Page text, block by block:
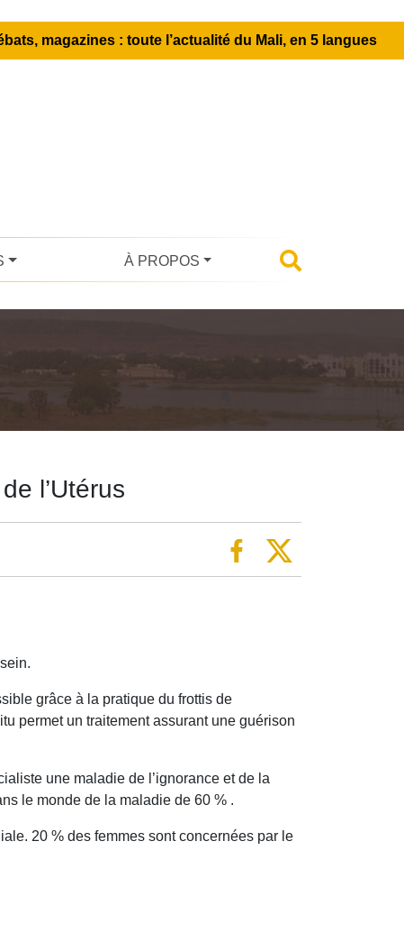
magazines : toute l’actualité du Mali, en 5 langues
À PROPOS
l’Utérus
grâce à la pratique du frottis de
permet un traitement assurant une guérison
une maladie de l’ignorance et de la
le monde de la maladie de 60 % .
20 % des femmes sont concernées par le